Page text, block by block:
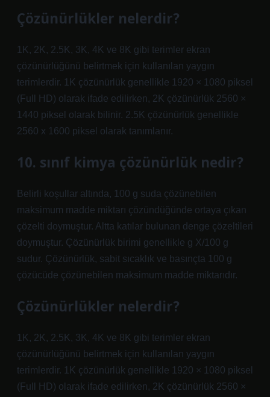
Çözünürlükler nelerdir?
1K, 2K, 2.5K, 3K, 4K ve 8K gibi terimler ekran
çözünürlüğünü belirtmek için kullanılan yaygın
terimlerdir. 1K çözünürlük genellikle 1920 × 1080 piksel
(Full HD) olarak ifade edilirken, 2K çözünürlük 2560 ×
1440 piksel olarak bilinir. 2.5K çözünürlük genellikle
2560 x 1600 piksel olarak tanımlanır.
10. sınıf kimya çözünürlük nedir?
Belirli koşullar altında, 100 g suda çözünebilen
maksimum madde miktarı çözündüğünde ortaya çıkan
çözelti doymuştur. Altta katılar bulunan denge çözeltileri
doymuştur. Çözünürlük birimi genellikle g X/100 g
sudur. Çözünürlük, sabit sıcaklık ve basınçta 100 g
çözücüde çözünebilen maksimum madde miktarıdır.
Çözünürlükler nelerdir?
1K, 2K, 2.5K, 3K, 4K ve 8K gibi terimler ekran
çözünürlüğünü belirtmek için kullanılan yaygın
terimlerdir. 1K çözünürlük genellikle 1920 × 1080 piksel
(Full HD) olarak ifade edilirken, 2K çözünürlük 2560 ×